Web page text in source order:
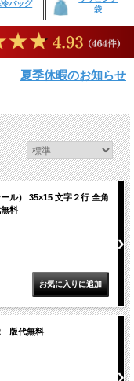
バッグ
袋
夏季休暇のお知らせ
ル） 35×15 文字２行 全角
料
版代無料